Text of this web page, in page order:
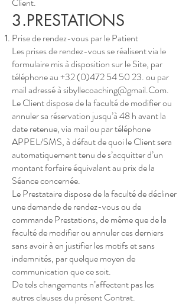
3.PRESTATIONS
Prise de rendez-vous par le Patient
Les prises de rendez-vous se réalisent via le
formulaire mis à disposition sur le Site, par
téléphone au+32 (0)472 54 50 23. ou par
mail adressé àsibyllecoaching@gmail.Com.
Le Client dispose de la faculté de modifier ou
annuler sa réservation jusqu’à 48 h avant la
date retenue, via mail ou par téléphone
APPEL/SMS, à défaut de quoi le Client sera
automatiquement tenu de s’acquitter d’un
montant forfaire équivalant au prix de la
Séance concernée.
Le Prestataire dispose de la faculté de décliner
une demande de rendez-vous ou de
commande Prestations, de même que de la
faculté de modifier ou annuler ces derniers
sans avoir à en justifier les motifs et sans
indemnités, par quelque moyen de
communication que ce soit.
De tels changements n’affectent pas les
autres clauses du présent Contrat.